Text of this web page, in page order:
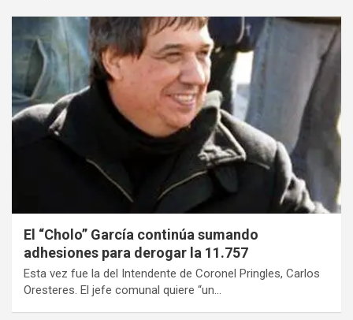
El “Cholo” García continúa sumando
adhesiones para derogar la 11.757
Esta vez fue la del Intendente de Coronel Pringles, Carlos
Oresteres. El jefe comunal quiere “un…